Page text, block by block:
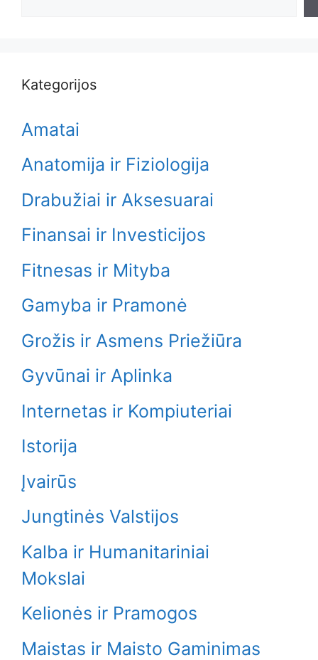
Kategorijos
Amatai
Anatomija ir Fiziologija
Drabužiai ir Aksesuarai
Finansai ir Investicijos
Fitnesas ir Mityba
Gamyba ir Pramonė
Grožis ir Asmens Priežiūra
Gyvūnai ir Aplinka
Internetas ir Kompiuteriai
Istorija
Įvairūs
Jungtinės Valstijos
Kalba ir Humanitariniai
Mokslai
Kelionės ir Pramogos
Maistas ir Maisto Gaminimas